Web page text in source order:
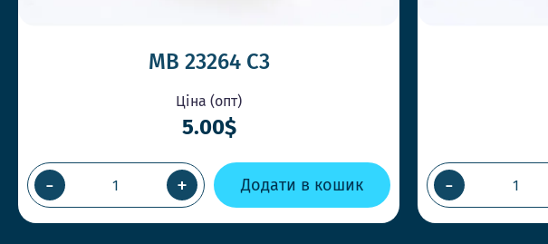
MB 23264 C3
Ціна (опт)
5.00$
- + Додати в кошик -